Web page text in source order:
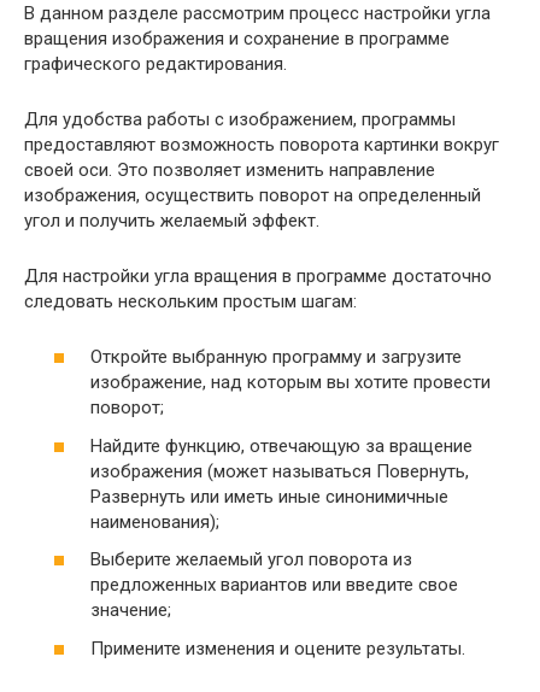
В данном разделе рассмотрим процесс настройки угла
вращения изображения и сохранение в программе
графического редактирования.
Для удобства работы с изображением, программы
предоставляют возможность поворота картинки вокруг
своей оси. Это позволяет изменить направление
изображения, осуществить поворот на определенный
угол и получить желаемый эффект.
Для настройки угла вращения в программе достаточно
следовать нескольким простым шагам:
Откройте выбранную программу и загрузите
изображение, над которым вы хотите провести
поворот;
Найдите функцию, отвечающую за вращение
изображения (может называться Повернуть,
Развернуть или иметь иные синонимичные
наименования);
Выберите желаемый угол поворота из
предложенных вариантов или введите свое
значение;
Примените изменения и оцените результаты.